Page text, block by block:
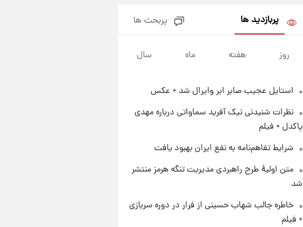
جزئیات فعال‌سازی «کیف پول
ایران» اعلام شد+فیلم
۱ روز پیش
۱۵ مرداد ۱۴۰۵ +جدول
قیمت طلا و سکه امروز پنجشنبه
شارژ جدید کالابرگ برای سه
دهک؛ جزئیات اعلام شد
پربازدید ها پربحث ها
روز هفته ماه سال
استایل عجیب صابر ابر وایرال شد + عکس
نظرات شنیدنی نیک آفرید سماواتی درباره مهدی
پاکدل + فیلم
شرایط تفاهم‌نامه به نفع ایران بهبود یافت
متن اولیۀ طرح راهبردی مدیریت تنگه هرمز منتشر
شد
خاطره جالب شهاب حسینی از فرار در دوره سربازی
+ فیلم